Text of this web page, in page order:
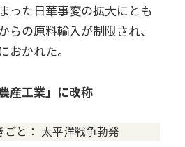
った日華事変の拡大にとも
らの原料輸入が制限され、
おかれた。
産工業」に改称
と： 太平洋戦争勃発